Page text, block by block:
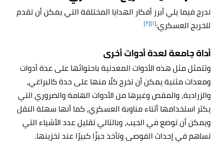
ندرج فيما يلي أبرز أفكار الهدايا المختلفة التي يمكن أن تقدم
للخريج العسكري:[١] [٢]
أداة جامعة لعدة أدوات أخرى
وتتمثل مثل هذه الأدوات المعدنية باحتوائها على عدة أدوات
ومعدات مثنية يمكن أن تخرج كلًا منها على حدة كالبراغي،
والزرادية، والمقص وغيرها من الأدوات الهامة والضروري التي
يكثر استخدامها أثناء مناوبة العسكري، كما أنها سهلة النقل
ويمكن أن توضع في الجيب، وبالتالي تقليل عدد الأشياء التي
تساهم في إحداث الفوصى وتأخذ حيزًا كبيرًا عند تخزينها.